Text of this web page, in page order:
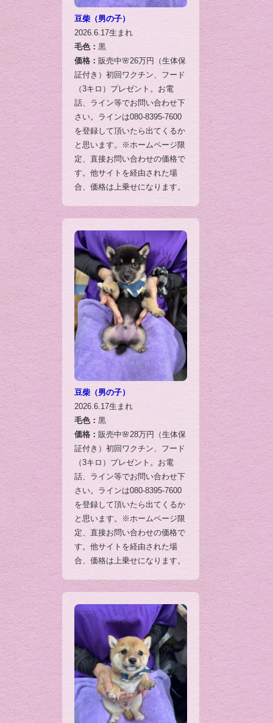
豆柴（男の子）
2026.6.17生まれ
毛色： 黒
価格： 販売中🌸26万円（生体保
証付き）初回ワクチン、フード
（3キロ）プレゼント。お電
話、ライン等でお問い合わせ下
さい。ラインは080-8395-7600
を登録して頂いたら出てくるか
と思います。※ホームページ限
定、直接お問い合わせの価格で
す。他サイトを経由された場
合、価格は上乗せになります。
豆柴（男の子）
2026.6.17生まれ
毛色： 黒
価格： 販売中🌸28万円（生体保
証付き）初回ワクチン、フード
（3キロ）プレゼント。お電
話、ライン等でお問い合わせ下
さい。ラインは080-8395-7600
を登録して頂いたら出てくるか
と思います。※ホームページ限
定、直接お問い合わせの価格で
す。他サイトを経由された場
合、価格は上乗せになります。